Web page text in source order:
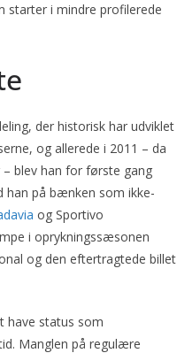
starter i mindre profilerede
der historisk har udviklet
og allerede i 2011 – da
blev han for første gang
han på bænken som ikke-
og Sportivo
i oprykningssæsonen
og den eftertragtede billet
have status som
Manglen på regulære